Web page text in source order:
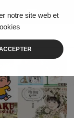
notre site web et